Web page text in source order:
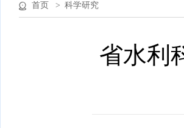
首页 > 科学研究
省水利